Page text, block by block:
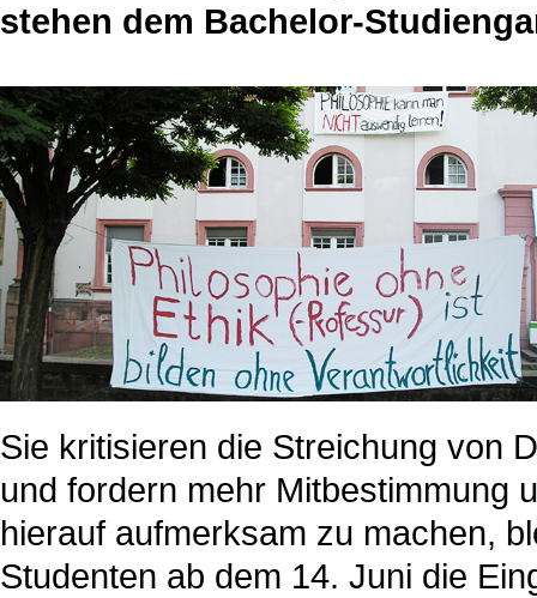
stehen dem Bachelor-
Sie kritisieren die Streichung von
und fordern mehr Mitbestimmung
hierauf aufmerksam zu machen,
Studenten ab dem 14. Juni die